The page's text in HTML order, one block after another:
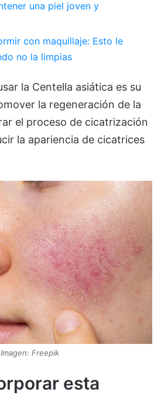
una piel joven y
con maquillaje: Esto le
no la limpias
la Centella asiática es su
la regeneración de la
el proceso de cicatrización
la apariencia de cicatrices
Imagen: Freepik
esta